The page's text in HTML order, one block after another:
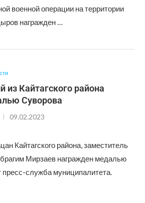
военной операции на территории
награжден …
из Кайтагского района
Суворова
09.02.2023
Кайтагского района, заместитель
Мирзаев награжден медалью
служба муниципалитета.